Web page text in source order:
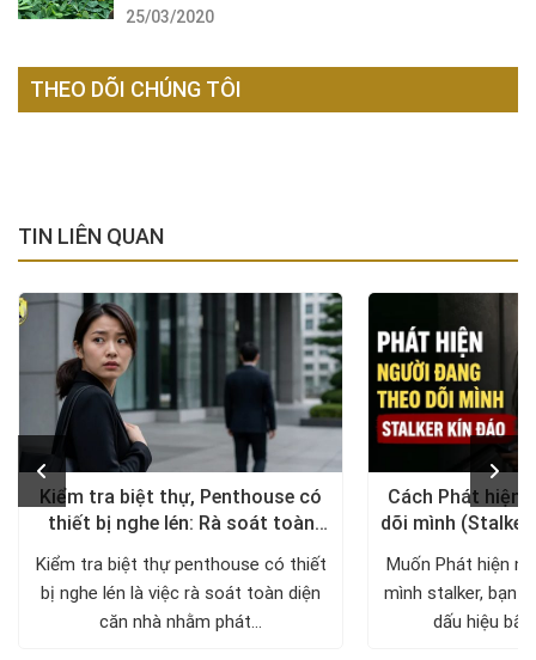
25/03/2020
THEO DÕI CHÚNG TÔI
TIN LIÊN QUAN
Kiểm tra biệt thự, Penthouse có
thiết bị nghe lén: Rà soát toàn
diện, trả lại không gian riêng tư
Kiểm tra biệt thự penthouse có thiết
bị nghe lén là việc rà soát toàn diện
căn nhà nhằm phát...
Cách Phát hiện
dõi mình
Muốn Phát hiện
mình stalker, bạn
dấu hiệu bất